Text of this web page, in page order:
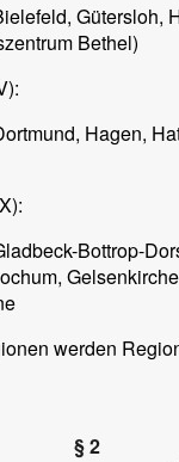
Gütersloh,
Bethel)
Hagen,
Bottrop-
werden
§ 2